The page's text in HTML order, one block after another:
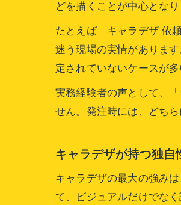
どを描くことが中心となり
たとえば「キャラデザ 依
迷う現場の実情がありま
定されていないケースが
実務経験者の声として、
せん。発注時には、どち
キャラデザが持つ独自
キャラデザの最大の強み
て、ビジュアルだけでな